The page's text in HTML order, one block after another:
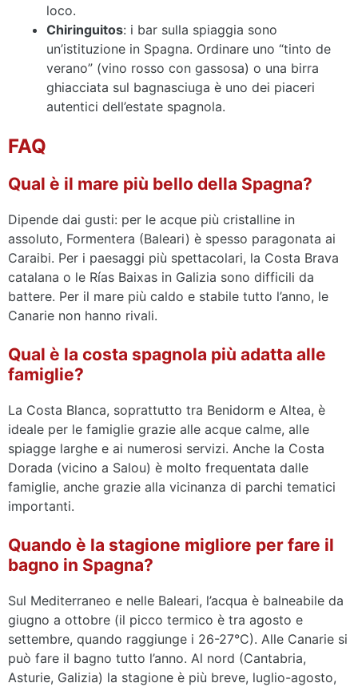
loco.
Chiringuitos: i bar sulla spiaggia sono
un’istituzione in Spagna. Ordinare uno “tinto de
verano” (vino rosso con gassosa) o una birra
ghiacciata sul bagnasciuga è uno dei piaceri
autentici dell’estate spagnola.
FAQ
Qual è il mare più bello della Spagna?
Dipende dai gusti: per le acque più cristalline in
assoluto, Formentera (Baleari) è spesso paragonata ai
Caraibi. Per i paesaggi più spettacolari, la Costa Brava
catalana o le Rías Baixas in Galizia sono difficili da
battere. Per il mare più caldo e stabile tutto l’anno, le
Canarie non hanno rivali.
Qual è la costa spagnola più adatta alle
famiglie?
La Costa Blanca, soprattutto tra Benidorm e Altea, è
ideale per le famiglie grazie alle acque calme, alle
spiagge larghe e ai numerosi servizi. Anche la Costa
Dorada (vicino a Salou) è molto frequentata dalle
famiglie, anche grazie alla vicinanza di parchi tematici
importanti.
Quando è la stagione migliore per fare il
bagno in Spagna?
Sul Mediterraneo e nelle Baleari, l’acqua è balneabile da
giugno a ottobre (il picco termico è tra agosto e
settembre, quando raggiunge i 26-27°C). Alle Canarie si
può fare il bagno tutto l’anno. Al nord (Cantabria,
Asturie, Galizia) la stagione è più breve, luglio-agosto,